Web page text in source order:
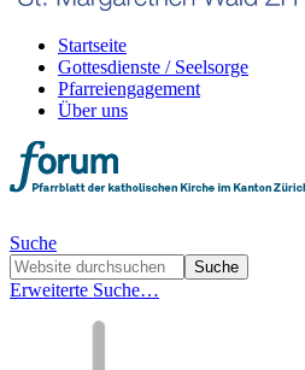
Startseite
Gottesdienste / Seelsorge
Pfarreiengagement
Über uns
Suche
Erweiterte Suche…